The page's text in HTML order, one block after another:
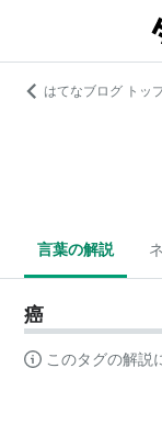
はてなブログ トッ
言葉の解説
癌
このタグの解説